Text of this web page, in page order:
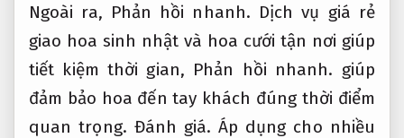
Ngoài ra, Phản hồi nhanh. Dịch vụ giá rẻ
giao hoa sinh nhật và hoa cưới tận nơi giúp
tiết kiệm thời gian, Phản hồi nhanh. giúp
đảm bảo hoa đến tay khách đúng thời điểm
quan trọng. Đánh giá. Áp dụng cho nhiều